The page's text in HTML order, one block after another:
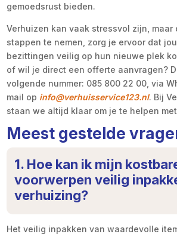
gemoedsrust bieden.
Verhuizen kan vaak stressvol zijn, maar
stappen te nemen, zorg je ervoor dat
bezittingen veilig op hun nieuwe plek
of wil je direct een offerte aanvragen?
volgende nummer: 085 800 22 00, via
mail op info@verhuisservice123.nl. Bij
staan we altijd klaar om je te helpen
Meest gestelde
1. Hoe kan ik mijn
voorwerpen veilig
verhuizing?
Het veilig inpakken van waardevolle